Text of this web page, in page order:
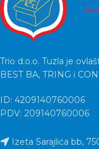
Trio d.o.o. Tuzla je
BEST BA, TRING i
ID: 4209140760006
PDV: 209140760006
Izeta Sarajlića bb,